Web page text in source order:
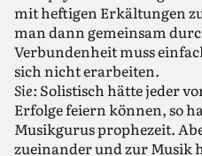
mit heftigen Erkältungen
man dann gemeinsam
Verbundenheit muss
sich nicht erarbeiten.
Sie: Solistisch hätte jeder
Erfolge feiern können, so
Musikgurus prophezeit.
zueinander und zur Musik